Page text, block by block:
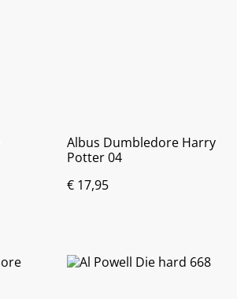
Albus Dumbledore Harry
Potter 04
€ 17,95